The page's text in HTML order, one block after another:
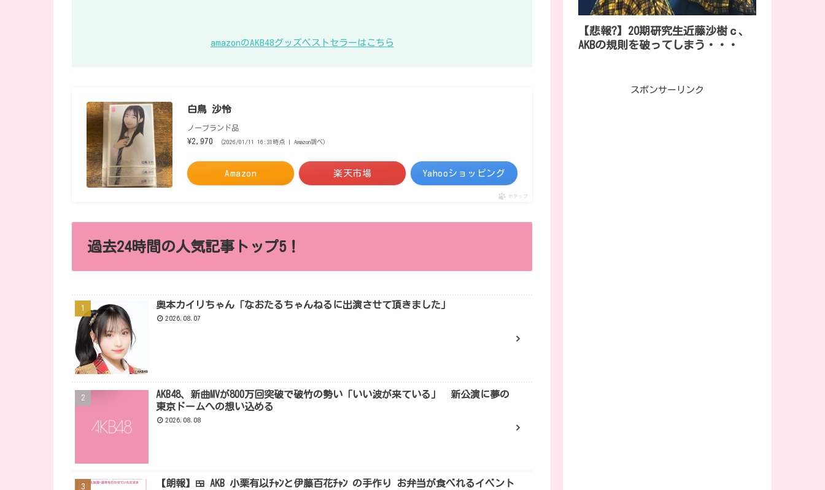
amazonのAKB48グッズベストセラーはこちら
白鳥 沙怜
ノーブランド品
¥2,970 （2026/01/11 16:31時点 | Amazon調べ）
Amazon 楽天市場 Yahooショッピング
ポチップ
過去24時間の人気記事トップ5！
奥本カイリちゃん「なおたるちゃんねるに出演させて頂きました」
2026.08.07
AKB48、新曲MVが800万回突破で破竹の勢い「いい波が来ている」 新公演に夢の
東京ドームへの想い込める
2026.08.08
【朗報】🍱 AKB 小栗有以ﾁｬﾝと伊藤百花ﾁｬﾝ の手作り お弁当が食べれるイベント
【悲報?】20期研究生近藤沙樹ｃ、
AKBの規則を破ってしまう・・・
スポンサーリンク